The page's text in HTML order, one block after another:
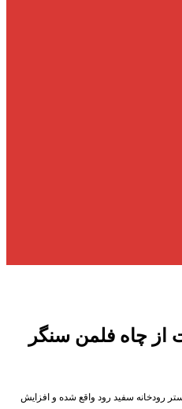
چاه فلمن سنگر
رودخانه سفید رود واقع شده و افزایش